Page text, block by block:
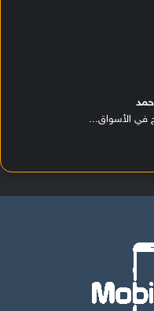
في الأسواق...